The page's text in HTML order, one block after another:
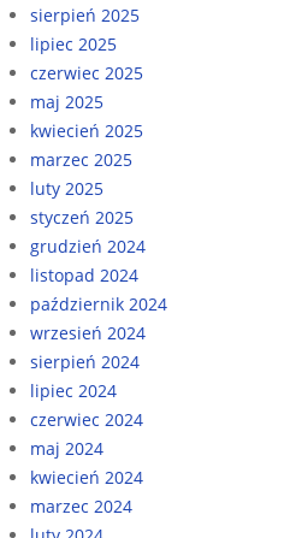
sierpień 2025
lipiec 2025
czerwiec 2025
maj 2025
kwiecień 2025
marzec 2025
luty 2025
styczeń 2025
grudzień 2024
listopad 2024
październik 2024
wrzesień 2024
sierpień 2024
lipiec 2024
czerwiec 2024
maj 2024
kwiecień 2024
marzec 2024